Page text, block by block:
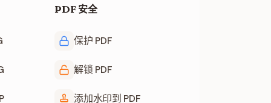
PDF 安全
保护 PDF
解锁 PDF
添加水印到 PDF